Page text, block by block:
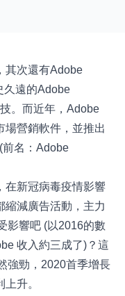
其次還有Adobe
久遠的Adobe
。而近年，Adobe
場營銷軟件，並推出
名：Adobe
在新冠病毒疫情影響
縮減廣告活動，主力
影響吧 (以2016的數
收入約三成了)？這
強勁，2020首季增長
升。